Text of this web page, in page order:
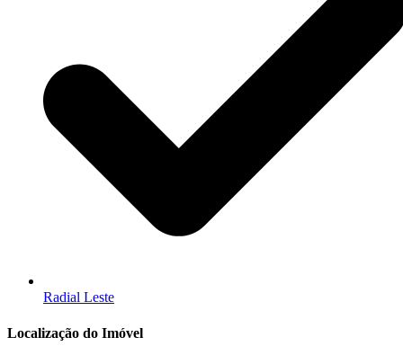
Radial Leste
Localização do Imóvel